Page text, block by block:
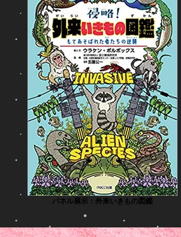
パネル展示：外来いきもの図鑑